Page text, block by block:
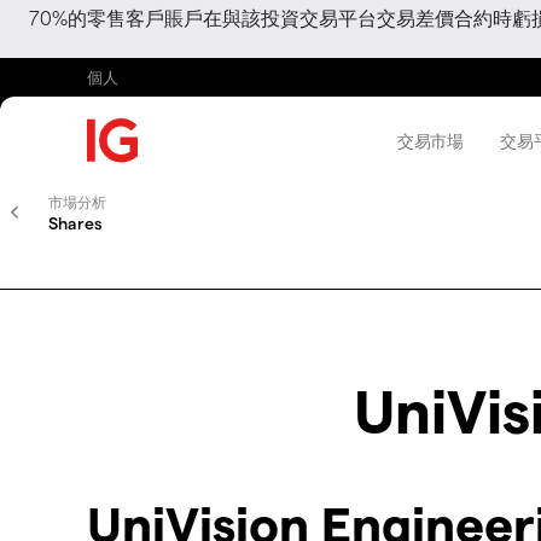
70%的零售客戶賬戶在與該投資交易平台交易差價合約時
個人
交易市場 交易
市場分析
Shares
UniVision